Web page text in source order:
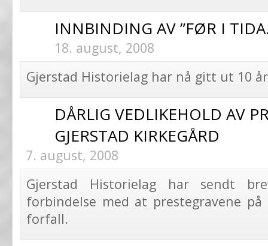
INNBINDING AV ”FØR I
18. august, 2008
Gjerstad Historielag har nå gitt ut 10
DÅRLIG VEDLIKEHOLD AV
GJERSTAD KIRKEGÅRD
7. august, 2008
Gjerstad Historielag har sendt
forbindelse med at prestegravene
forfall.